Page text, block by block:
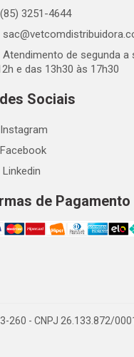
(85) 3251-4644
Atendimento de segunda a
e das 13h30 às 17h30
Sociais
Instagram
Facebook
Linkedin
de Pagamento
260 - CNPJ 26.133.872/